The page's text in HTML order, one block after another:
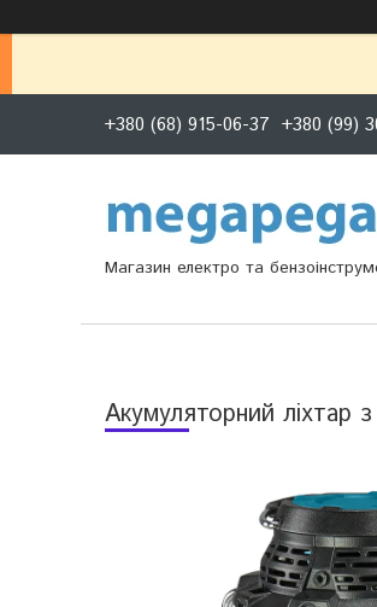
+380 (68) 915-06-37 +380 (99)
Магазин електро та
Акумуляторний